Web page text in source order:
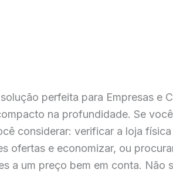
perfeita para Empresas e
na profundidade. Se
considerar: verificar a loja
ofertas e economizar, ou
a um preço bem em conta.